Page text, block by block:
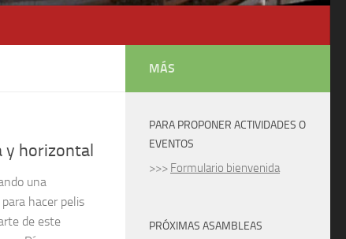
y horizontal
una
hacer pelis
de este
MÁS
PARA PROPONER ACTIVIDADES O
EVENTOS
>>> Formulario bienvenida
PRÓXIMAS ASAMBLEAS